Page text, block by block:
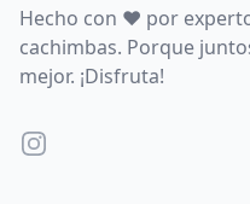
Hecho con ♥ por
cachimbas. Porque
mejor. ¡Disfruta!
Instagram